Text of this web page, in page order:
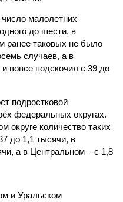
малолетних
до шести, в
ранее таковых не было
случаев, а в
вовсе подскочил с 39 до
подростковой
федеральных округах.
округе количество таких
до 1,1 тысячи, в
а в Центральном – с 1,8
и Уральском